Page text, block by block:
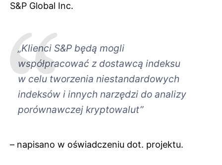
S&P Global Inc.
„Klienci S&P będą mogli
współpracować z dostawcą indeksu
w celu tworzenia niestandardowych
indeksów i innych narzędzi do analizy
porównawczej kryptowalut”
– napisano w oświadczeniu dot. projektu.